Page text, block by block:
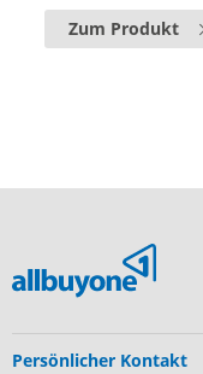
Zum Produkt
Persönlicher Kontakt